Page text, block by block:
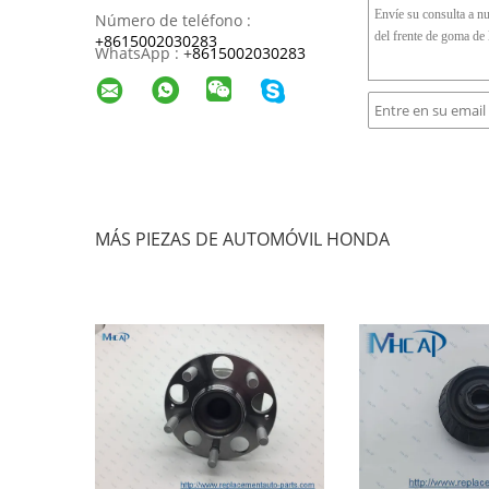
Número de teléfono :
+8615002030283
WhatsApp :+8615002030283
MÁS PIEZAS DE AUTOMÓVIL HONDA